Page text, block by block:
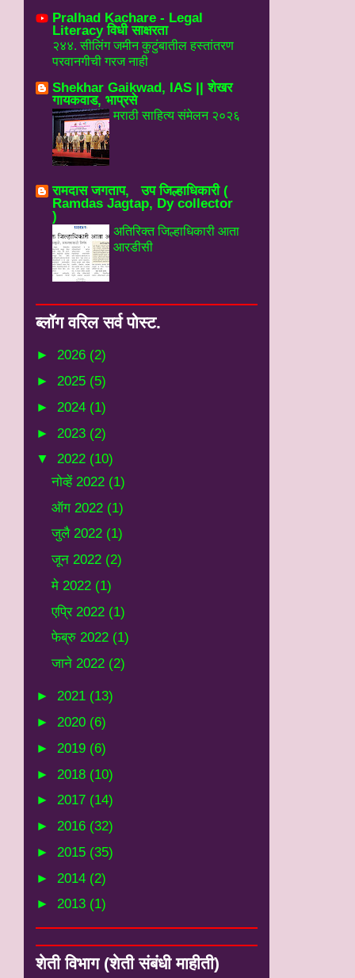
Pralhad Kachare - Legal
Literacy विधी साक्षरता
२४४. सीलिंग जमीन कुटुंबातील हस्तांतरण
परवानगीची गरज नाही
Shekhar Gaikwad, IAS || शेखर
गायकवाड, भाप्रसे
मराठी साहित्य संमेलन २०२६
रामदास जगताप, उप जिल्हाधिकारी (
Ramdas Jagtap, Dy collector
)
अतिरिक्त जिल्हाधिकारी आता
आरडीसी
ब्‍लॉग वरिल सर्व पोस्‍ट.
► 2026 (2)
► 2025 (5)
► 2024 (1)
► 2023 (2)
▼ 2022 (10)
नोव्हें 2022 (1)
ऑग 2022 (1)
जुलै 2022 (1)
जून 2022 (2)
मे 2022 (1)
एप्रि 2022 (1)
फेब्रु 2022 (1)
जाने 2022 (2)
► 2021 (13)
► 2020 (6)
► 2019 (6)
► 2018 (10)
► 2017 (14)
► 2016 (32)
► 2015 (35)
► 2014 (2)
► 2013 (1)
शेती विभाग (शेती संबंधी माहीती)